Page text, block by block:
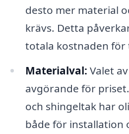
desto mer material
krävs. Detta
totala kostnaden för
Materialval: Valet
avgörande för
och shingeltak har
både för installation